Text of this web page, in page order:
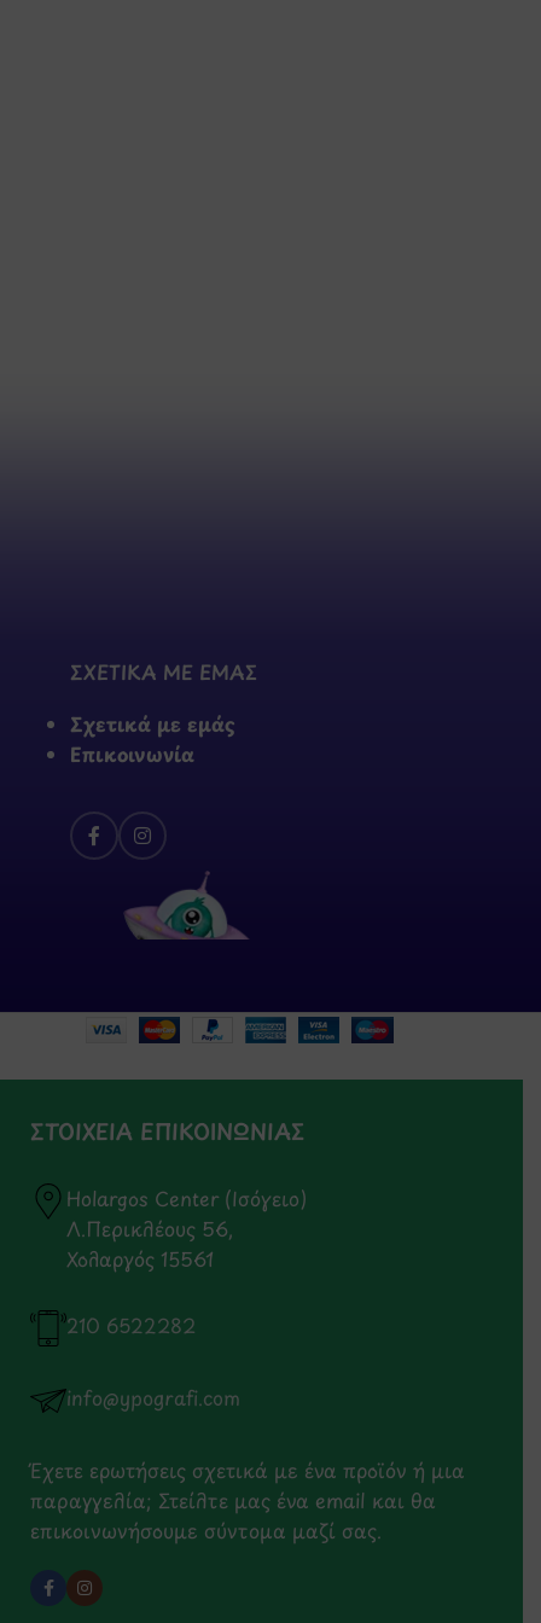
ΣΧΕΤΙΚΑ ΜΕ ΕΜΑΣ
Σχετικά με εμάς
Επικοινωνία
ΣΤΟΙΧΕΙΑ ΕΠΙΚΟΙΝΩΝΙΑΣ
Holargos Center (Ισόγειο)
Λ.Περικλέους 56,
Χολαργός 15561
210 6522282
info@ypografi.com
Έχετε ερωτήσεις σχετικά με ένα προϊόν ή μια
παραγγελία; Στείλτε μας ένα email και θα
επικοινωνήσουμε σύντομα μαζί σας.